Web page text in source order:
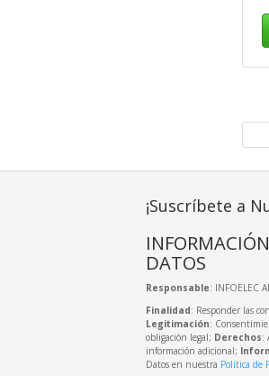
¡Suscríbete a
DATOS
Responsable: INFOELEC
Finalidad: Responder las
Legitimación:
obligación legal; Derechos:
información adicional;
Datos en nuestra Política de